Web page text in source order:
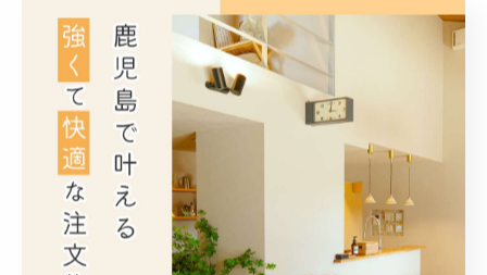
す。全体の流れとしては、ヒアリング→基本設計→契約
締結→実施設計と段階的に進むため、設計契約の締結は
家づくりの大きな節目となります。各過程でのコミュニ
ケーションを大切にし、納得できる内容で契約を結ぶこ
とが成功への鍵です。
設計契約でよくあるトラブルとその回避策